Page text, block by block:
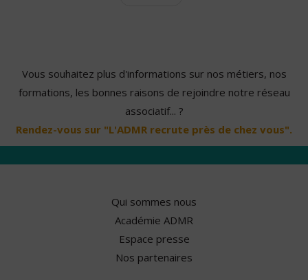
Vous souhaitez plus d'informations sur nos métiers, nos
formations, les bonnes raisons de rejoindre notre réseau
associatif... ?
Rendez-vous sur "L'ADMR recrute près de chez vous".
Qui sommes nous
Académie ADMR
Espace presse
Nos partenaires